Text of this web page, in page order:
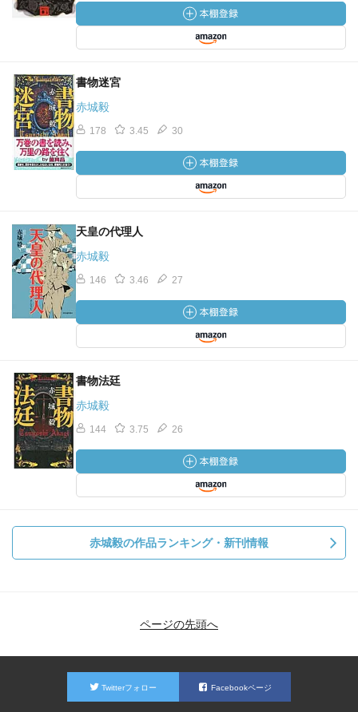
書物迷宮
赤城毅
178 3.45 30
天皇の代理人
赤城毅
146 3.46 27
書物法廷
赤城毅
144 3.75 26
赤城毅の作品ランキング・新刊情報
ページの先頭へ
Twitterフォロー Facebookページ